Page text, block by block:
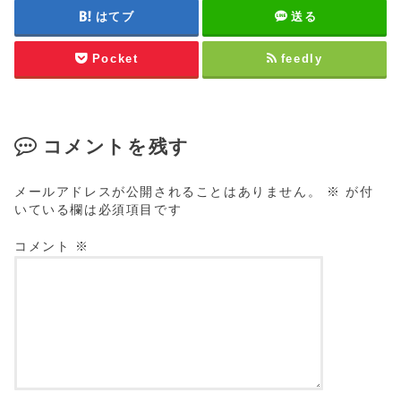
はてブ 送る
Pocket feedly
コメントを残す
メールアドレスが公開されることはありません。 ※ が付
いている欄は必須項目です
コメント ※